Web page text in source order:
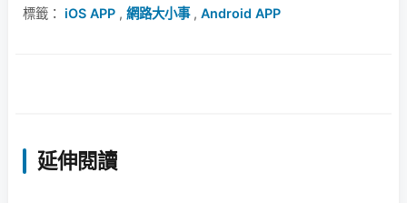
標籤： iOS APP , 網路大小事, Android APP
延伸閱讀